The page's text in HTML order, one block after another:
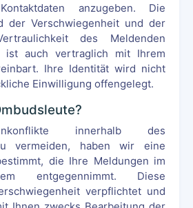
anzugeben. Die
der Verschwiegenheit und der
des Meldenden
ist auch vertraglich mit Ihrem
Ihre Identität wird nicht
Einwilligung offengelegt.
innerhalb des
vermeiden, haben wir eine
die Ihre Meldungen im
entgegennimmt. Diese
verpflichtet und